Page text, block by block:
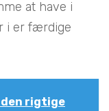
at have i
i er færdige
den rigtige